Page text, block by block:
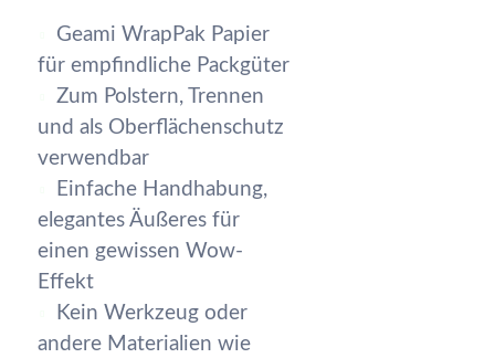
Geami WrapPak Papier
für empfindliche Packgüter
Zum Polstern, Trennen
und als Oberflächenschutz
verwendbar
Einfache Handhabung,
elegantes Äußeres für
einen gewissen Wow-
Effekt
Kein Werkzeug oder
andere Materialien wie